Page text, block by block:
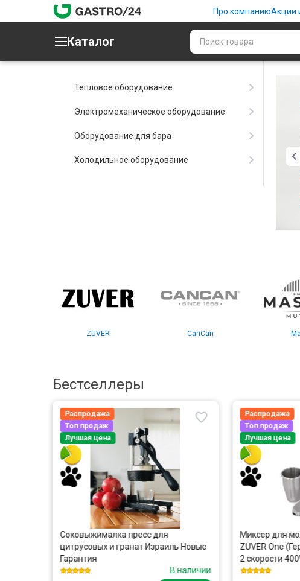
Про компаниюАкции
Каталог
Тепловое оборудование
Электромеханическое оборудование
Оборудование для бара
Холодильное оборудование
ZUVER CanCan
Бестселлеры
Распродажа
Топ продаж
Лучшая цена
Соковыжималка пресс для
цитрусовых и гранат Израиль Новые
Гарантия
В наличии
Распродажа
Топ продаж
Лучшая цена
Миксер для
ZUVER One
2 скорости 400W